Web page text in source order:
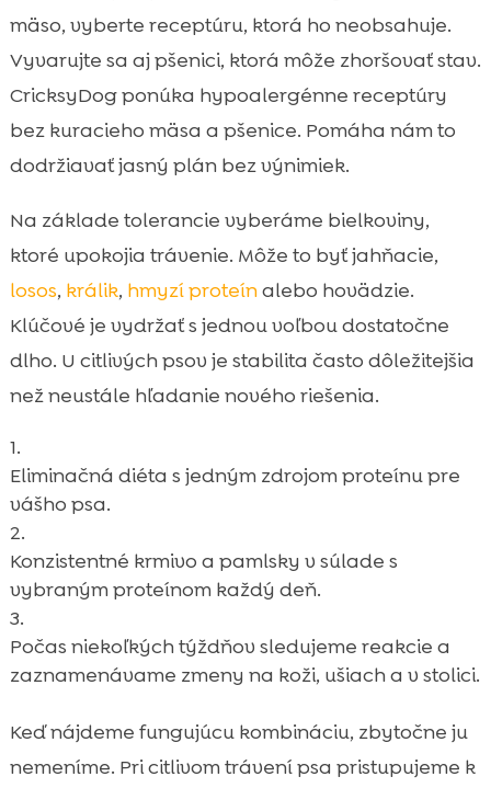
mäso, vyberte receptúru, ktorá ho neobsahuje.
Vyvarujte sa aj pšenici, ktorá môže zhoršovať stav.
CricksyDog ponúka hypoalergénne receptúry
bez kuracieho mäsa a pšenice. Pomáha nám to
dodržiavať jasný plán bez výnimiek.
Na základe tolerancie vyberáme bielkoviny,
ktoré upokojia trávenie. Môže to byť jahňacie,
losos, králik, hmyzí proteínalebo hovädzie.
Klúčové je vydržať s jednou voľbou dostatočne
dlho. U citlivých psov je stabilita často dôležitejšia
než neustále hľadanie nového riešenia.
Eliminačná diéta s jedným zdrojom proteínu pre
vášho psa.
Konzistentné krmivo a pamlsky v súlade s
vybraným proteínom každý deň.
Počas niekoľkých týždňov sledujeme reakcie a
zaznamenávame zmeny na koži, ušiach a v stolici.
Keď nájdeme fungujúcu kombináciu, zbytočne ju
nemeníme. Pri citlivom trávení psa pristupujeme k